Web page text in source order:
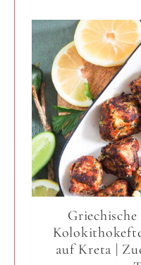
auf Kreta |